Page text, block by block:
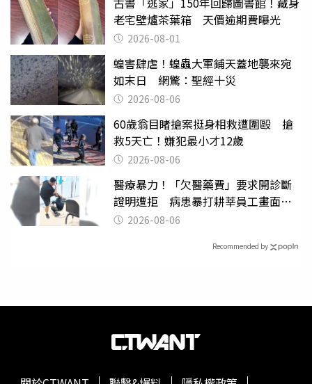
老宅壁爐茶葉箱 天價逾期費曝光
2026-08-01
蝗害肆虐！蝗蟲大軍鋪天蓋地襲來宛
如末日 網驚：聖經十災
2026-08-06
60歲翁目睹搶案挺身相救遭圍毆 搶
救5天亡！嫌犯最小才12歲
2026-08-06
醫療暴力！「欠醫藥費」要求開診斷
證明遭拒 病患暴打耕莘員工畫面曝
光 2026-08-06
Recommended by